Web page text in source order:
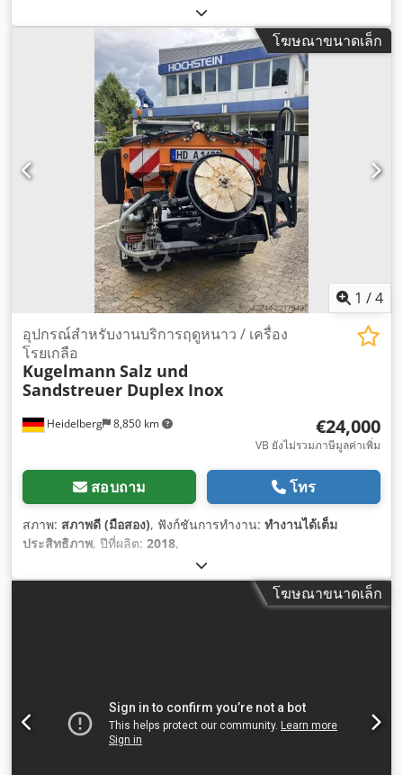
โฆษณาขนาดเล็ก
1 /4
Heidelberg 8,850 km
อุปกรณ์สำหรับงานบริการฤดูหนาว / เครื่อง
โรยเกลือ
Kugelmann Salz und
Sandstreuer Duplex Inox
€24,000
VB ยังไม่รวมภาษีมูลค่าเพิ่ม
สอบถาม โทร
สภาพ: สภาพดี (มือสอง), ฟังก์ชันการทำงาน: ทำงานได้เต็ม
ประสิทธิภาพ, ปีที่ผลิต: 2018,
โฆษณาขนาดเล็ก